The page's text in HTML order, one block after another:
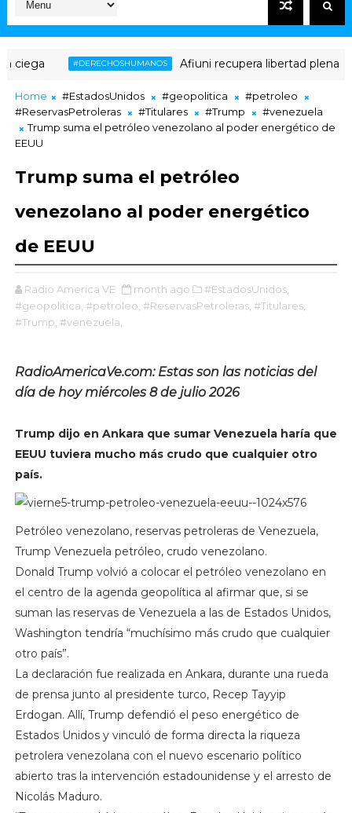
#DERECHOSHUMANOS Afiuni recupera libertad plena tras 16
Home #EstadosUnidos #geopolitica
#petroleo
#ReservasPetroleras
#Titulares #Trump
#venezuela
Trump suma el petróleo venezolano al poder energético de
EEUU
Trump suma el petróleo
venezolano al poder energético
de EEUU
Radio America VE month ago
#EstadosUnidos,
#geopolitica, #petroleo, #ReservasPetroleras, #Titulares,
#Trump, #venezuela,
RadioAmericaVe.com: Estas son las noticias del
día de hoy miércoles 8 de julio 2026
Trump dijo en Ankara que sumar Venezuela haría que
EEUU tuviera mucho más crudo que cualquier otro
país.
Petróleo venezolano, reservas petroleras de Venezuela,
Trump Venezuela petróleo, crudo venezolano.
Donald Trump volvió a colocar el petróleo venezolano en
el centro de la agenda geopolítica al afirmar que, si se
suman las reservas de Venezuela a las de Estados Unidos,
Washington tendría “muchísimo más crudo que cualquier
otro país”.
La declaración fue realizada en Ankara, durante una rueda
de prensa junto al presidente turco, Recep Tayyip
Erdogan. Allí, Trump defendió el peso energético de
Estados Unidos y vinculó de forma directa la riqueza
petrolera venezolana con el nuevo escenario político
abierto tras la intervención estadounidense y el arresto de
Nicolás Maduro.